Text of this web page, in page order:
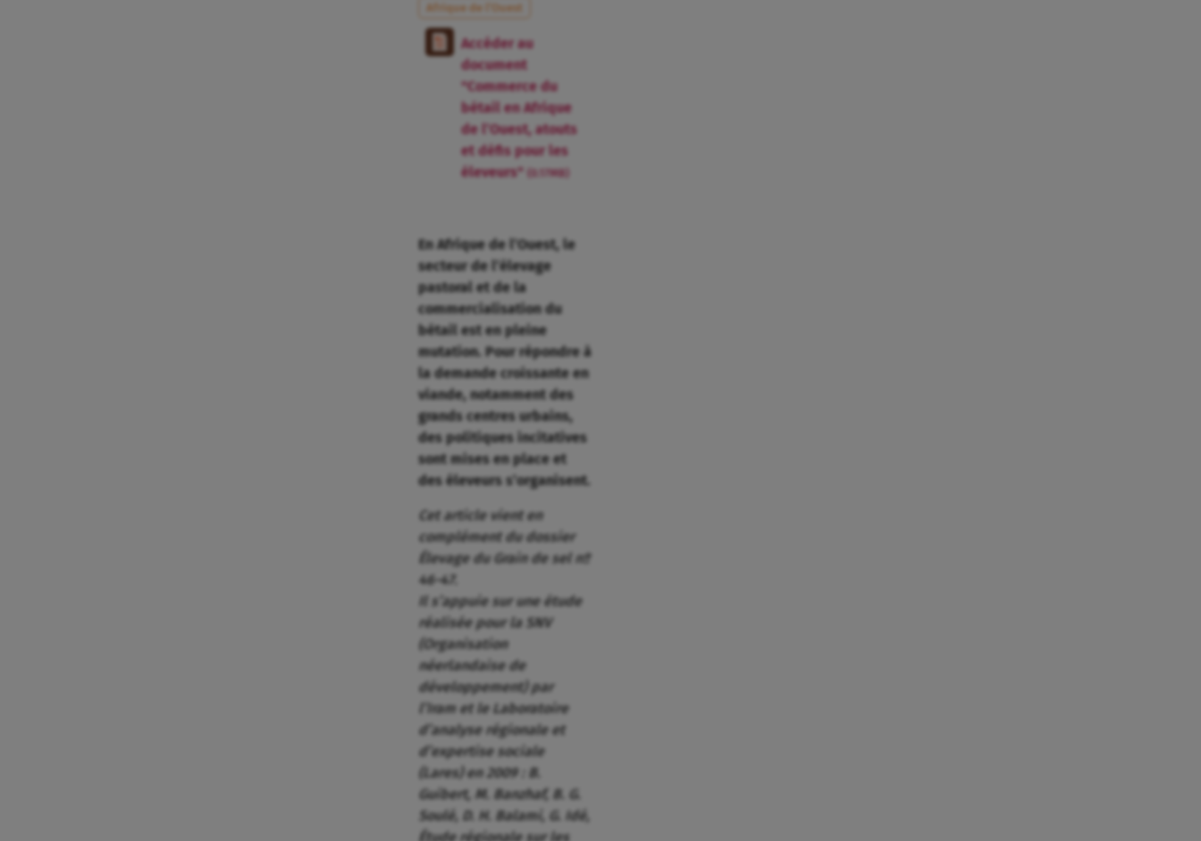
Afrique de l’Ouest
Accéder au
document
"Commerce du
bétail en Afrique
de l’Ouest, atouts
et défis pour les
éleveurs"
(0.17MB)
En Afrique de l’Ouest, le
secteur de l’élevage
pastoral et de la
commercialisation du
bétail est en pleine
mutation. Pour répondre à
la demande croissante en
viande, notamment des
grands centres urbains,
des politiques incitatives
sont mises en place et
des éleveurs s’organisent.
Cet article vient en
complément du dossier
Élevage du Grain de sel nº
46-47.
Il s’appuie sur une étude
réalisée pour la SNV
(Organisation
néerlandaise de
développement) par
l’Iram et le Laboratoire
d’analyse régionale et
d’expertise sociale
(Lares) en 2009 : B.
Guibert, M. Banzhaf, B. G.
Soulé, D. H. Balami, G. Idé,
Étude régionale sur les